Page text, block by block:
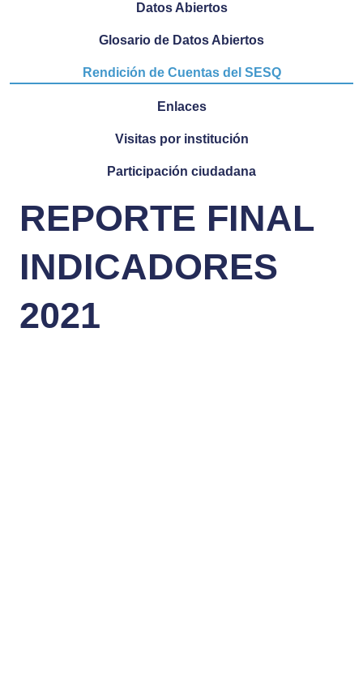
Datos Abiertos
Glosario de Datos Abiertos
Rendición de Cuentas del SESQ
Enlaces
Visitas por institución
Participación ciudadana
REPORTE FINAL
INDICADORES
2021